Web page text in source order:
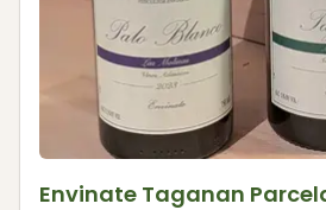
Envinate Taganan